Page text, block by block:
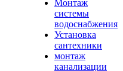
Монтаж
системы
водоснабжения
Установка
сантехники
монтаж
канализации